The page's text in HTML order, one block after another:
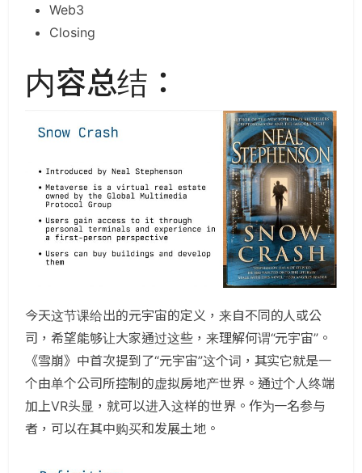
Web3
Closing
内容总结：
今天这节课给出的元宇宙的定义，来自不同的人或公
司，希望能够让大家通过这些，来理解何谓“元宇宙”。
《雪崩》中首次提到了“元宇宙”这个词，其实它就是一
个由单个公司所控制的虚拟房地产世界。通过个人终端
加上VR头显，就可以进入这样的世界。作为一名参与
者，可以在其中购买和发展土地。